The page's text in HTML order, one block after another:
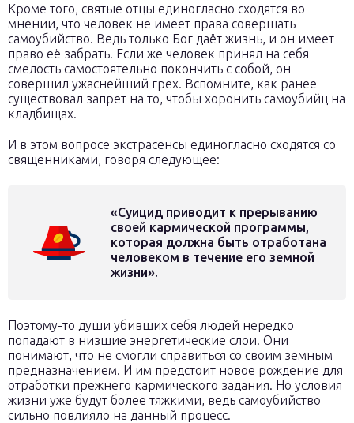
Кроме того, святые отцы единогласно сходятся во
мнении, что человек не имеет права совершать
самоубийство. Ведь только Бог даёт жизнь, и он имеет
право её забрать. Если же человек принял на себя
смелость самостоятельно покончить с собой, он
совершил ужаснейший грех. Вспомните, как ранее
существовал запрет на то, чтобы хоронить самоубийц на
кладбищах.
И в этом вопросе экстрасенсы единогласно сходятся со
священниками, говоря следующее:
«Суицид приводит к прерыванию
своей кармической программы,
которая должна быть отработана
человеком в течение его земной
жизни».
Поэтому-то души убивших себя людей нередко
попадают в низшие энергетические слои. Они
понимают, что не смогли справиться со своим земным
предназначением. И им предстоит новое рождение для
отработки прежнего кармического задания. Но условия
жизни уже будут более тяжкими, ведь самоубийство
сильно повлияло на данный процесс.